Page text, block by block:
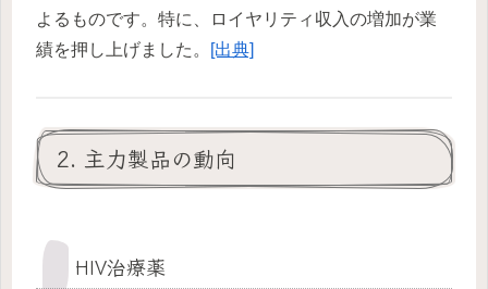
よるものです。特に、ロイヤリティ収入の増加が業
績を押し上げました。
[出典]
2. 主力製品の動向
HIV治療薬